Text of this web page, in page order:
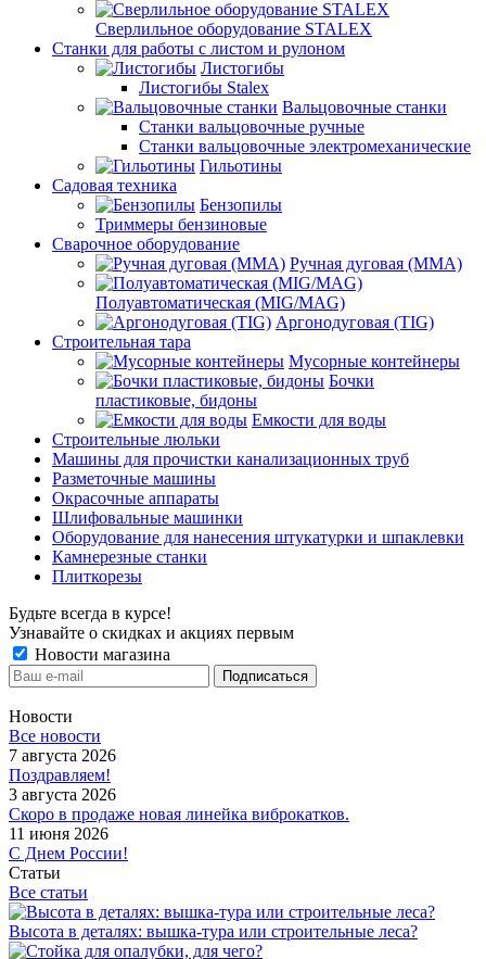
Сверлильное оборудование STALEX
Станки для работы с листом и рулоном
Листогибы
Листогибы Stalex
Вальцовочные станки
Станки вальцовочные ручные
Станки вальцовочные электромеханические
Гильотины
Садовая техника
Бензопилы
Триммеры бензиновые
Сварочное оборудование
Ручная дуговая (MMA)
Полуавтоматическая (MIG/MAG)
Аргонодуговая (TIG)
Строительная тара
Мусорные контейнеры
Бочки
пластиковые, бидоны
Емкости для воды
Строительные люльки
Машины для прочистки канализационных труб
Разметочные машины
Окрасочные аппараты
Шлифовальные машинки
Оборудование для нанесения штукатурки и шпаклевки
Камнерезные станки
Плиткорезы
Будьте всегда в курсе!
Узнавайте о скидках и акциях первым
Новости магазина
Новости
Все новости
7 августа 2026
Поздравляем!
3 августа 2026
Скоро в продаже новая линейка виброкатков.
11 июня 2026
С Днем России!
Статьи
Все статьи
Высота в деталях: вышка-тура или строительные леса?